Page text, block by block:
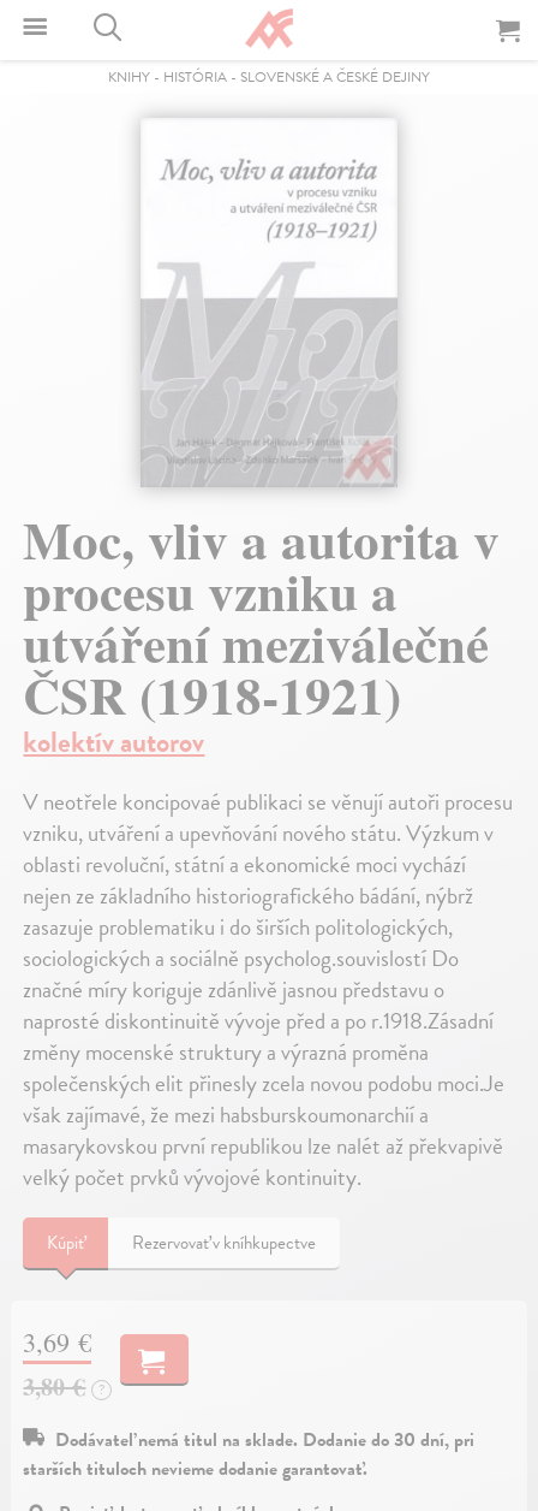
KNIHY - HISTÓRIA - SLOVENSKÉ A ČESKÉ DEJINY
Moc, vliv a autorita v
procesu vzniku a
utváření meziválečné
ČSR (1918-1921)
kolektív autorov
V neotřele koncipovaé publikaci se věnují autoři procesu
vzniku, utváření a upevňování nového státu. Výzkum v
oblasti revoluční, státní a ekonomické moci vychází
nejen ze základního historiografického bádání, nýbrž
zasazuje problematiku i do širších politologických,
sociologických a sociálně psycholog.souvislostí Do
značné míry koriguje zdánlivě jasnou představu o
naprosté diskontinuitě vývoje před a po r.1918.Zásadní
změny mocenské struktury a výrazná proměna
společenských elit přinesly zcela novou podobu moci.Je
však zajímavé, že mezi habsburskoumonarchií a
masarykovskou první republikou lze nalét až překvapivě
velký počet prvků vývojové kontinuity.
Kúpiť Rezervovať v kníhkupectve
3,69 €
3,80 € ?
Dodávateľ nemá titul na sklade. Dodanie do 30 dní, pri
starších tituloch nevieme dodanie garantovať.